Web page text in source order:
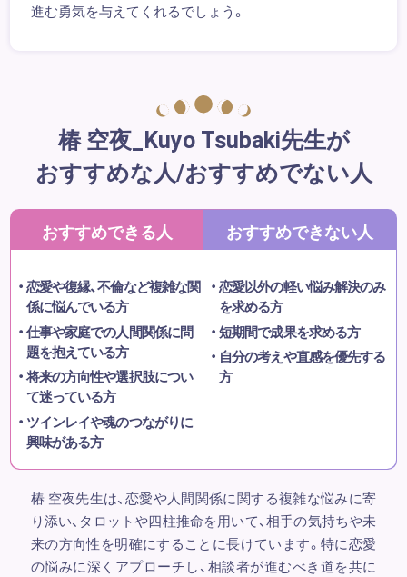
進む勇気を与えてくれるでしょう。
椿 空夜_Kuyo Tsubaki先生が
おすすめな人/おすすめでない人
おすすめできる人
恋愛や復縁、不倫など複雑な関
係に悩んでいる方
仕事や家庭での人間関係に問
題を抱えている方
将来の方向性や選択肢につい
て迷っている方
ツインレイや魂のつながりに
興味がある方
おすすめできない人
恋愛以外の軽い悩み解決のみ
を求める方
短期間で成果を求める方
自分の考えや直感を優先する
方
椿 空夜先生は、恋愛や人間関係に関する複雑な悩みに寄
り添い、タロットや四柱推命を用いて、相手の気持ちや未
来の方向性を明確にすることに長けています。特に恋愛
の悩みに深くアプローチし、相談者が進むべき道を共に